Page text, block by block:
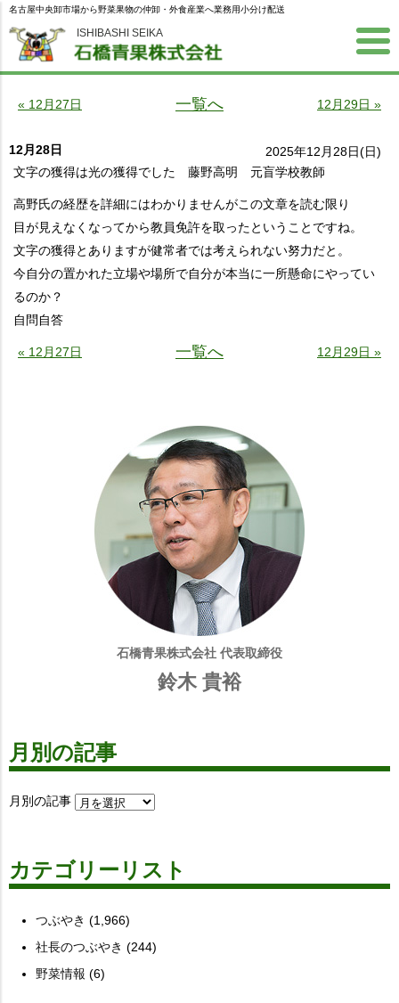
ISHIBASHI SEIKA
名古屋中央卸市場から野菜果物の仲卸・外食産業へ業務用小分け配送
« 12月27日 一覧へ 12月29日 »
12月28日
2025年12月28日(日)
文字の獲得は光の獲得でした 藤野高明 元盲学校教師
高野氏の経歴を詳細にはわかりませんがこの文章を読む限り
目が見えなくなってから教員免許を取ったということですね。
文字の獲得とありますが健常者では考えられない努力だと。
今自分の置かれた立場や場所で自分が本当に一所懸命にやってい
るのか？
自問自答
« 12月27日 一覧へ 12月29日 »
石橋青果株式会社 代表取締役
鈴木 貴裕
月別の記事
月別の記事
カテゴリーリスト
つぶやき (1,966)
社長のつぶやき (244)
野菜情報 (6)